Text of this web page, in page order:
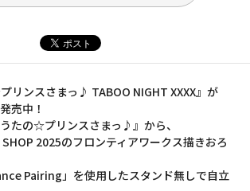
リンスさまっ♪ TABOO NIGHT XXXX』が
売中！
たの☆プリンスさまっ♪』から、
2025のフロンティアワークス描きおろ
Pairing」を使用したスタンド無しで自立